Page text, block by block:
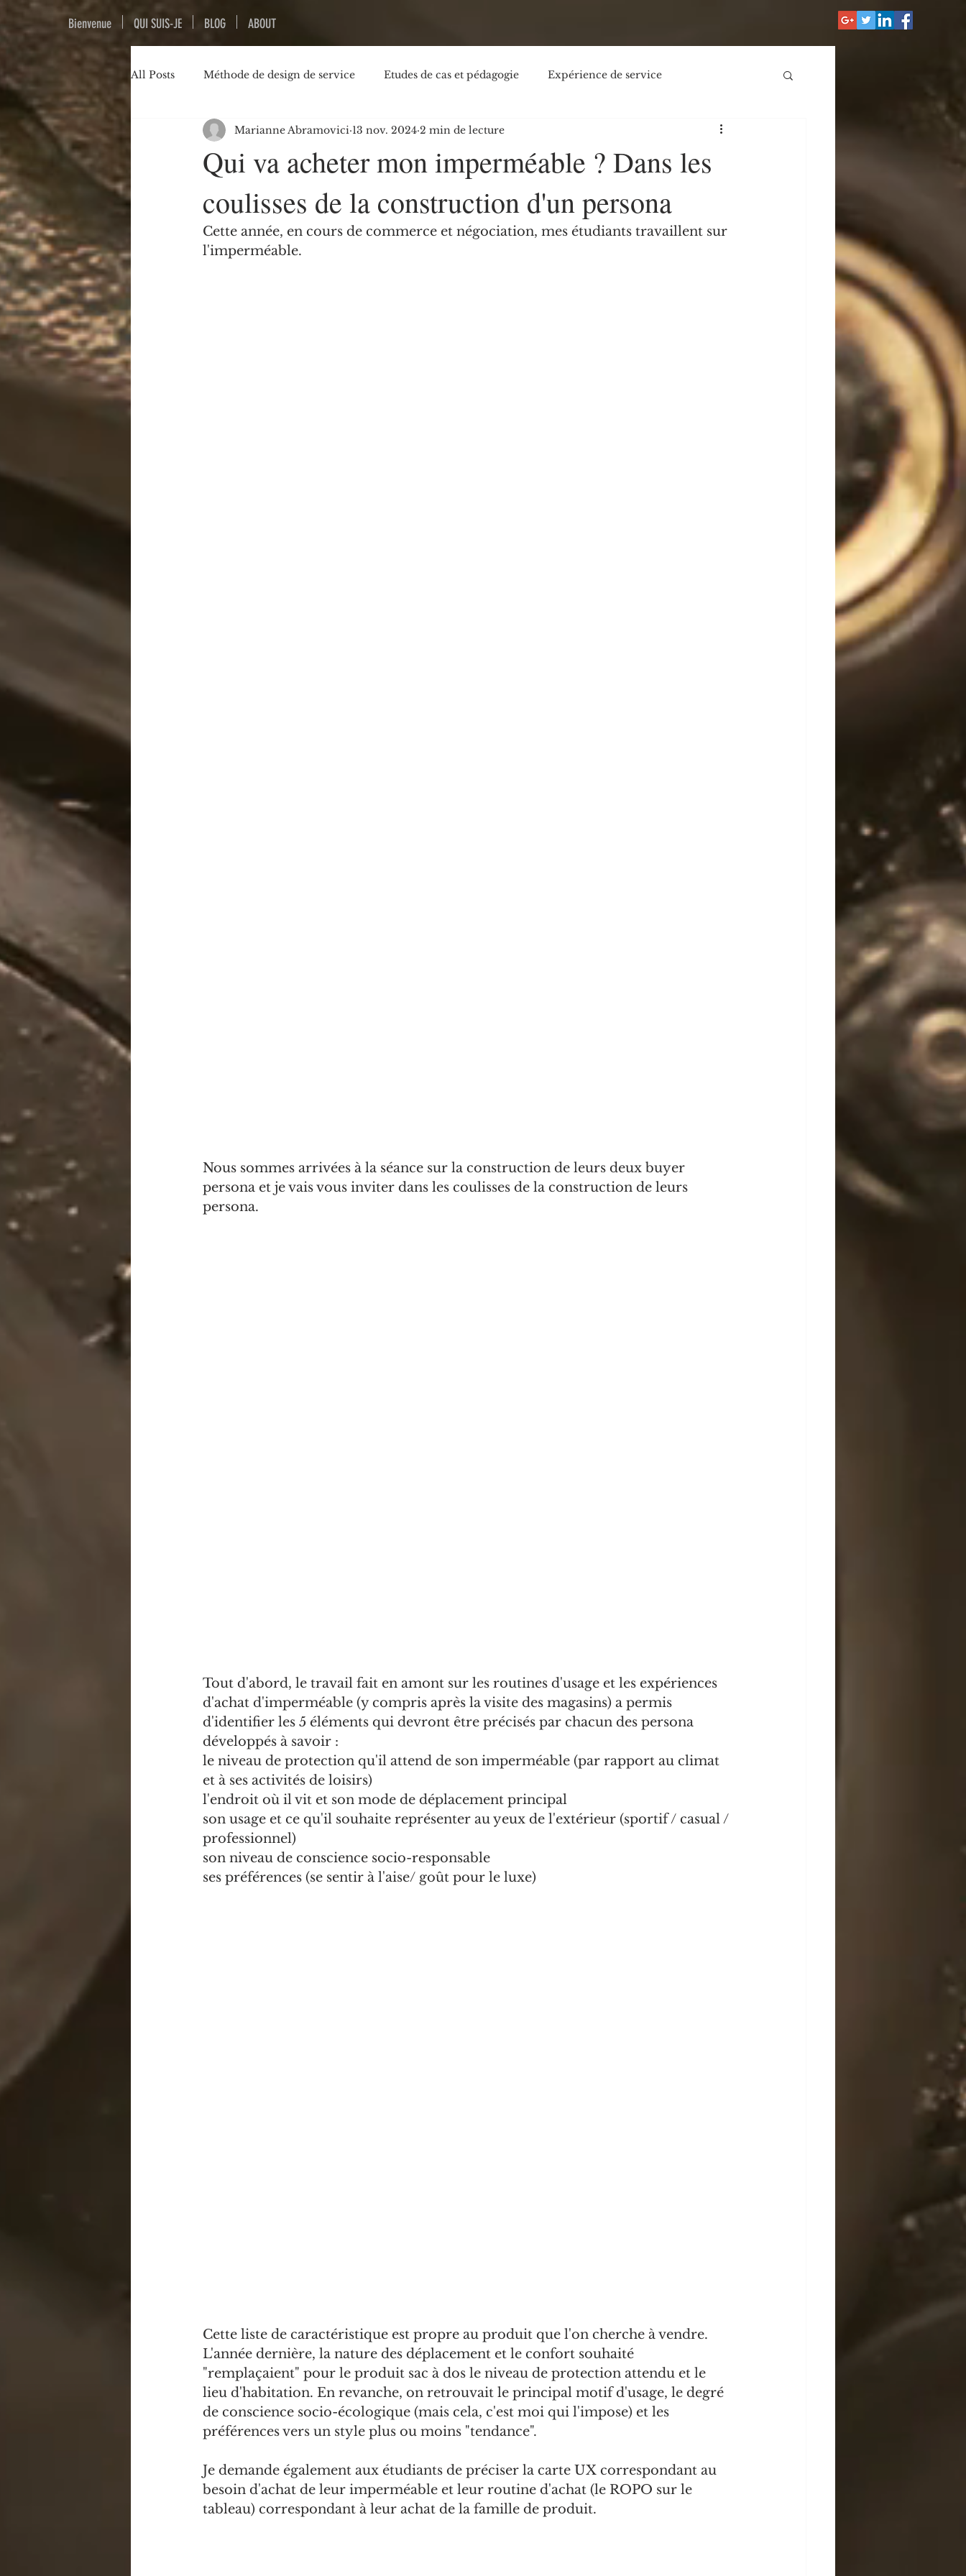
All Posts Méthode de design de service Etudes de cas et pédagogie Expérience de service
Fabriquer la ville / Mobilité Pédagogie et manuels scolaires
Qui va acheter mon imperméable ? Dans les
coulisses de la construction d'un persona
Marianne Abramovici 13 nov. 2024 2 min de lecture
Cette année, en cours de commerce et négociation, mes étudiants travaillent sur
l'imperméable.
Nous sommes arrivées à la séance sur la construction de leurs deux buyer
persona et je vais vous inviter dans les coulisses de la construction de leurs
persona.
Tout d'abord, le travail fait en amont sur les routines d'usage et les expériences
d'achat d'imperméable (y compris après la visite des magasins) a permis
d'identifier les 5 éléments qui devront être précisés par chacun des persona
développés à savoir :
le niveau de protection qu'il attend de son imperméable (par rapport au climat
et à ses activités de loisirs)
l'endroit où il vit et son mode de déplacement principal
son usage et ce qu'il souhaite représenter au yeux de l'extérieur (sportif / casual /
professionnel)
son niveau de conscience socio-responsable
ses préférences (se sentir à l'aise/ goût pour le luxe)
Cette liste de caractéristique est propre au produit que l'on cherche à vendre.
L'année dernière, la nature des déplacement et le confort souhaité
"remplaçaient" pour le produit sac à dos le niveau de protection attendu et le
lieu d'habitation. En revanche, on retrouvait le principal motif d'usage, le degré
de conscience socio-écologique (mais cela, c'est moi qui l'impose) et les
préférences vers un style plus ou moins "tendance".
Je demande également aux étudiants de préciser la carte UX correspondant au
besoin d'achat de leur imperméable et leur routine d'achat (le ROPO sur le
tableau) correspondant à leur achat de la famille de produit.
Bienvenue QUI SUIS-JE BLOG ABOUT